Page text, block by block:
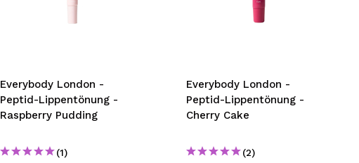
Everybody London -
Peptid-Lippentönung -
Raspberry Pudding
(1)
Everybody London -
Peptid-Lippentönung -
Cherry Cake
(2)